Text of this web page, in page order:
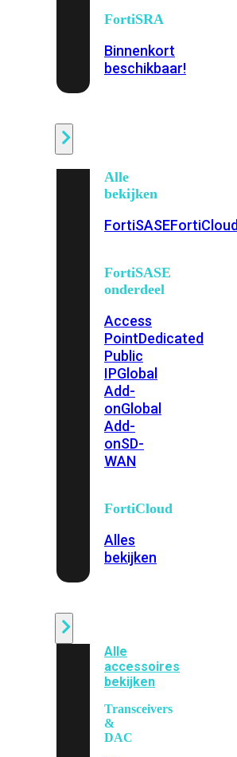
FortiSRA
Binnenkort
beschikbaar!
Alle
bekijken
FortiSASEFortiCloud
FortiSASE
onderdeel
Access
PointDedicated
Public
IPGlobal
Add-
onGlobal
Add-
onSD-
WAN
FortiCloud
Alles
bekijken
Alle
accessoires
bekijken
Transceivers
&
DAC